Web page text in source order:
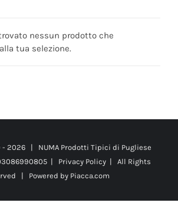
nessun prodotto che
tua selezione.
- 2026 | NUMA Prodotti Tipici di Pugliese
| Privacy Policy | All Rights
| Powered by Piacca.com